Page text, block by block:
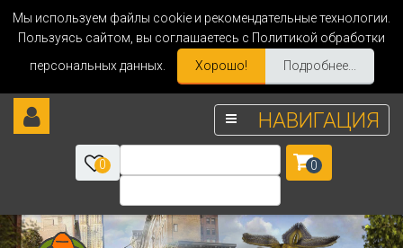
Мы используем файлы cookie и рекомендательные технологии.
Пользуясь сайтом, вы соглашаетесь с Политикой обработки
персональных данных.
Хорошо! Подробнее...
НАВИГАЦИЯ
0 0